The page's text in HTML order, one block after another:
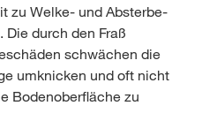
zu Welke- und Absterbe-
durch den Fraß
schwächen die
umknicken und oft nicht
Bodenoberfläche zu